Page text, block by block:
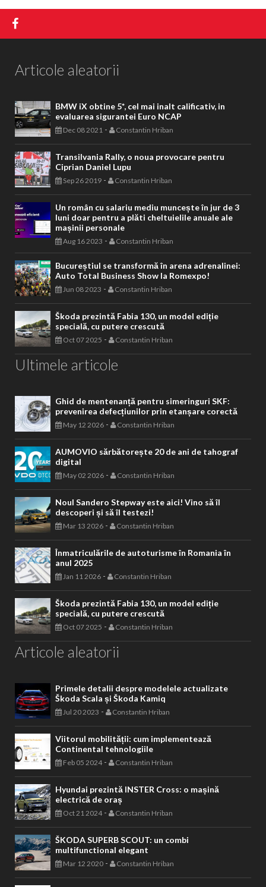
Articole aleatorii
BMW iX obtine 5*, cel mai inalt calificativ, in
evaluarea sigurantei Euro NCAP
Dec 08 2021 - Constantin Hriban
Transilvania Rally, o noua provocare pentru
Ciprian Daniel Lupu
Sep 26 2019 - Constantin Hriban
Un român cu salariu mediu muncește în jur de 3
luni doar pentru a plăti cheltuielile anuale ale
mașinii personale
Aug 16 2023 - Constantin Hriban
Bucureștiul se transformă în arena adrenalinei:
Auto Total Business Show la Romexpo!
Jun 08 2023 - Constantin Hriban
Škoda prezintă Fabia 130, un model ediție
specială, cu putere crescută
Oct 07 2025 - Constantin Hriban
Ultimele articole
Ghid de mentenanță pentru simeringuri SKF:
prevenirea defecțiunilor prin etanșare corectă
May 12 2026 - Constantin Hriban
AUMOVIO sărbătorește 20 de ani de tahograf
digital
May 02 2026 - Constantin Hriban
Noul Sandero Stepway este aici! Vino să îl
descoperi și să îl testezi!
Mar 13 2026 - Constantin Hriban
Înmatriculările de autoturisme în Romania în
anul 2025
Jan 11 2026 - Constantin Hriban
Škoda prezintă Fabia 130, un model ediție
specială, cu putere crescută
Oct 07 2025 - Constantin Hriban
Articole aleatorii
Primele detalii despre modelele actualizate
Škoda Scala și Škoda Kamiq
Jul 20 2023 - Constantin Hriban
Viitorul mobilității: cum implementează
Continental tehnologiile
Feb 05 2024- Constantin Hriban
Hyundai prezintă INSTER Cross: o mașină
electrică de oraș
Oct 21 2024- Constantin Hriban
ŠKODA SUPERB SCOUT: un combi
multifunctional elegant
Mar 12 2020 - Constantin Hriban